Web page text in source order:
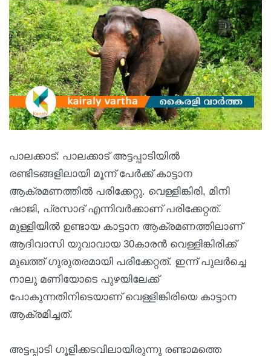
പാലക്കാട്: പാലക്കാട് അട്ടപ്പാടിയില്‍
രണ്ടിടങ്ങളിലായി മൂന്ന് പേര്‍ക്ക് കാട്ടാന
ആക്രമണത്തില്‍ പരിക്കേറ്റു. വെള്ളിങ്കിരി, മിനി
ഷാജി, പ്രസാദ് എന്നിവര്‍ക്കാണ് പരിക്കേറ്റത്.
മുള്ളിയില്‍ ഉണ്ടായ കാട്ടാന ആക്രമണത്തിലാണ്
ആദിവാസി യുവാവായ 30കാരന്‍ വെള്ളിങ്കിരിക്ക്
മുഖത്ത് ഗുരുതരമായി പരിക്കേറ്റത്. ഇന്ന് പുലര്‍ച്ചെ
നാലു മണിയോടെ പുഴയിലേക്ക്
പോകുന്നതിനിടെയാണ് വെള്ളിങ്കിരിയെ കാട്ടാന
ആക്രമിച്ചത്.
അട്ടപ്പാടി ഗൂളിക്കടവിലായിരുന്നു രണ്ടാമത്തെ